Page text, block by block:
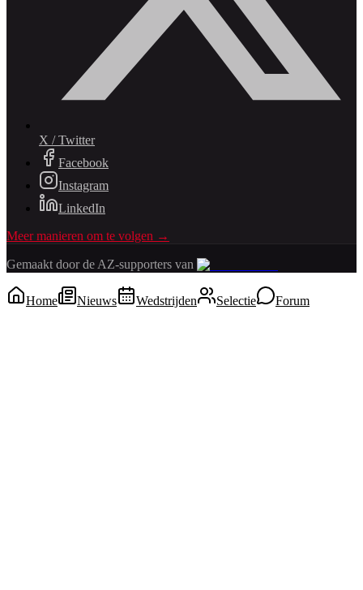
X / Twitter
Facebook
Instagram
LinkedIn
Meer manieren om te volgen →
Gemaakt door de AZ-supporters van
Home Nieuws Wedstrijden Selectie Forum